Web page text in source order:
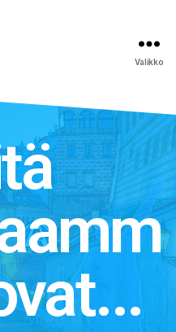
Valikko